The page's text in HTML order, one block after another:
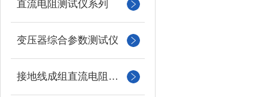
直流电阻测试仪系列
变压器综合参数测试仪
接地线成组直流电阻测试仪